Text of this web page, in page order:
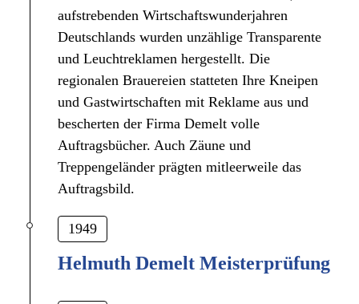
aufstrebenden Wirtschaftswunderjahren
Deutschlands wurden unzählige Transparente
und Leuchtreklamen hergestellt. Die
regionalen Brauereien statteten Ihre Kneipen
und Gastwirtschaften mit Reklame aus und
bescherten der Firma Demelt volle
Auftragsbücher. Auch Zäune und
Treppengeländer prägten mitleerweile das
Auftragsbild.
1949
Helmuth Demelt Meisterprüfung